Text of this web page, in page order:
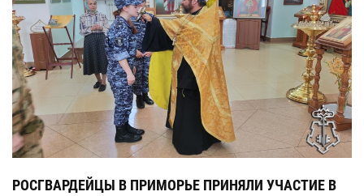
РОСГВАРДЕЙЦЫ В ПРИМОРЬЕ ПРИНЯЛИ УЧАСТИЕ В